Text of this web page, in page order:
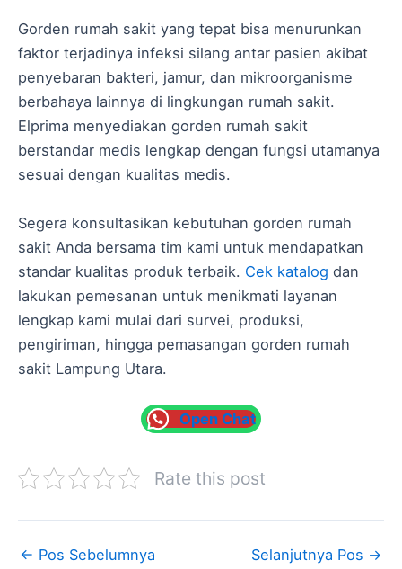
Gorden rumah sakit yang tepat bisa menurunkan
faktor terjadinya infeksi silang antar pasien akibat
penyebaran bakteri, jamur, dan mikroorganisme
berbahaya lainnya di lingkungan rumah sakit.
Elprima menyediakan gorden rumah sakit
berstandar medis lengkap dengan fungsi utamanya
sesuai dengan kualitas medis.
Segera konsultasikan kebutuhan gorden rumah
sakit Anda bersama tim kami untuk mendapatkan
standar kualitas produk terbaik. Cek katalog dan
lakukan pemesanan untuk menikmati layanan
lengkap kami mulai dari survei, produksi,
pengiriman, hingga pemasangan gorden rumah
sakit Lampung Utara.
Open Chat
Rate this post
← Pos Sebelumnya Selanjutnya Pos →